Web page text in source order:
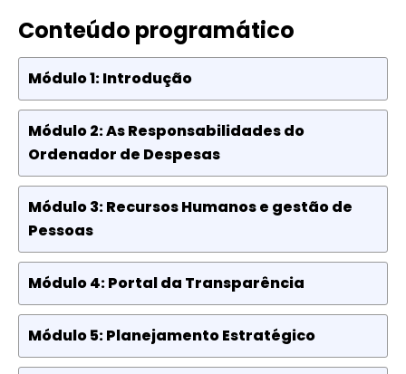
Conteúdo programático
Módulo 1: Introdução
Módulo 2: As Responsabilidades do
Ordenador de Despesas
Módulo 3: Recursos Humanos e gestão de
Pessoas
Módulo 4: Portal da Transparência
Módulo 5: Planejamento Estratégico